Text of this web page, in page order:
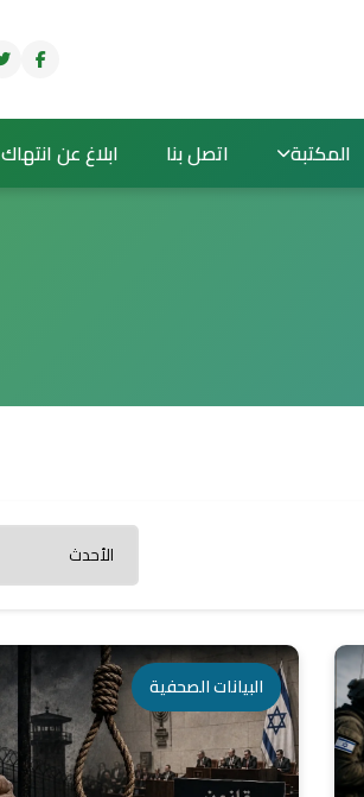
المكتبة اتصل بنا ابلاغ عن انتهاك
البيانات الصحفية